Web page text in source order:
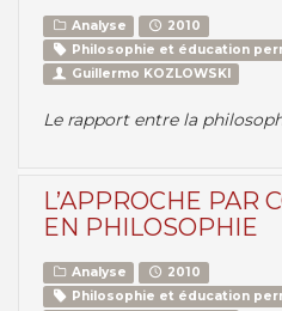
Analyse
2010
Philosophie et éducation
Guillermo KOZLOWSKI
Le rapport entre la
L’APPROCHE PAR
EN PHILOSOPHIE
Analyse
2010
Philosophie et éducation